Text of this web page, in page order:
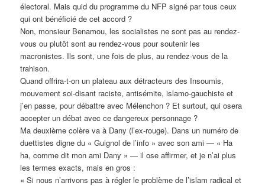
électoral. Mais quid du programme du NFP signé par tous ceux
qui ont bénéficié de cet accord ?
Non, monsieur Benamou, les socialistes ne sont pas au rendez-
vous ou plutôt sont au rendez-vous pour soutenir les
macronistes. Ils sont, une fois de plus, au rendez-vous de la
trahison.
Quand offrira-t-on un plateau aux détracteurs des Insoumis,
mouvement soi-disant raciste, antisémite, islamo-gauchiste et
j’en passe, pour débattre avec Mélenchon ? Et surtout, qui osera
accepter un débat avec ce dangereux personnage ?
Ma deuxième colère va à Dany (l’ex-rouge). Dans un numéro de
duettistes digne du « Guignol de l’info » avec son ami — « Ha
ha, comme dit mon ami Dany » — il ose affirmer, et je n’ai plus
les termes exacts, mais en gros :
« Si nous n’arrivons pas à régler le problème de l’islam radical et